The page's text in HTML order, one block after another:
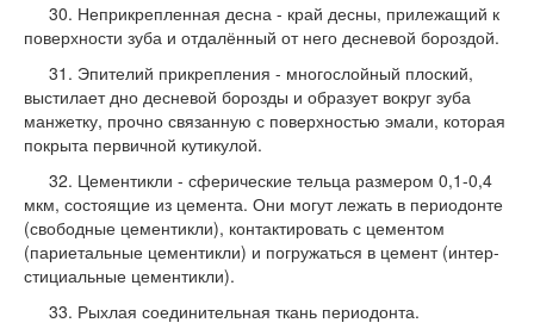
30. Неприкрепленная десна - край десны, прилежащий к
поверхности зуба и отда­лённый от него десневой бороздой.
31. Эпителий прикрепления - многослой­ный плоский,
выстилает дно десневой борозды и образует вокруг зуба
ман­жетку, прочно связанную с поверхнос­тью эмали, которая
покрыта первичной кутикулой.
32. Цементикли - сферические тельца раз­мером 0,1-0,4
мкм, состоящие из це­мента. Они могут лежать в периодонте
(свободные цементикли), контактиро­вать с цементом
(париетальные цемен­тикли) и погружаться в цемент (интер-
стициальные цементикли).
33. Рыхлая соединительная ткань перио­донта.